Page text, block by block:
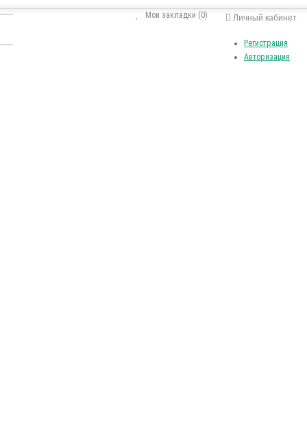
Личный кабинет
Регистрация
Авторизация
Мои закладки (0)